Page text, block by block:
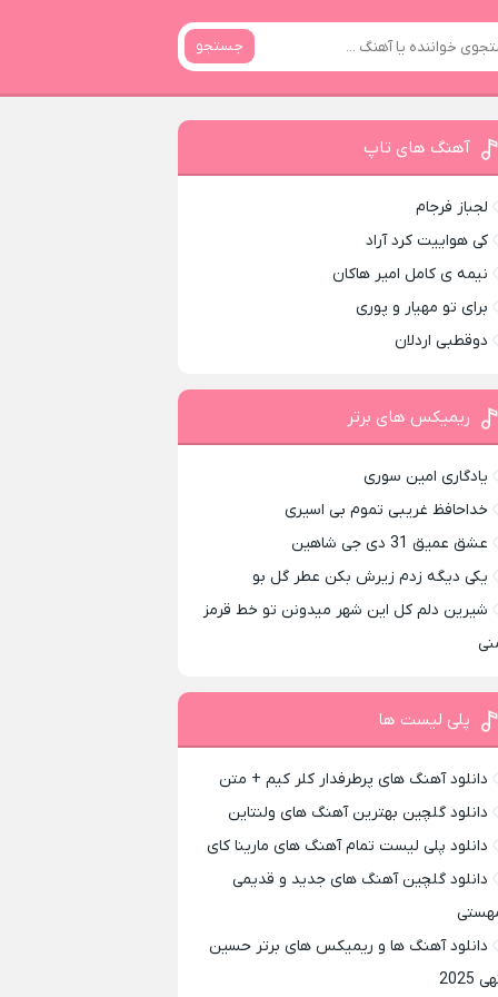
جستجو
آهنگ های تاپ
لجباز فرجام
کی هواییت کرد آراد
نیمه ی کامل امیر هاکان
برای تو مهیار و پوری
دوقطبی اردلان
ریمیکس های برتر
یادگاری امین سوری
خداحافظ غریبی تموم بی اسیری
عشق عمیق 31 دی جی شاهین
یکی دیگه زدم زیرش بکن عطر گل بو
شیرین دلم کل این شهر میدونن تو خط قرمز
پلی لیست ها
دانلود آهنگ های پرطرفدار کلر کیم + متن
دانلود گلچین بهترین آهنگ های ولنتاین
دانلود پلی لیست تمام آهنگ های مارینا کای
دانلود گلچین آهنگ های جدید و قدیمی
دانلود آهنگ ها و ریمیکس های برتر حسین
2025